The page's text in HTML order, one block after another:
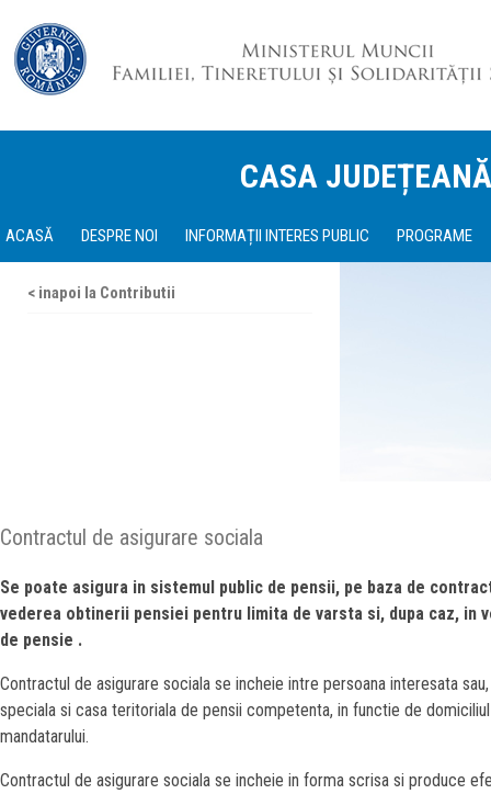
CASA
ACASĂ DESPRE NOI INFORMAȚII INTERES PUBLIC PROGRAME
< inapoi la Contributii
Contractul de asigurare sociala
Se poate asigura in sistemul public de pensii, pe baza de
vederea obtinerii pensiei pentru limita de varsta si, dupa caz,
de pensie .
Contractul de asigurare sociala se incheie intre persoana interesata
speciala si casa teritoriala de pensii competenta, in functie de
mandatarului.
Contractul de asigurare sociala se incheie in forma scrisa si produce